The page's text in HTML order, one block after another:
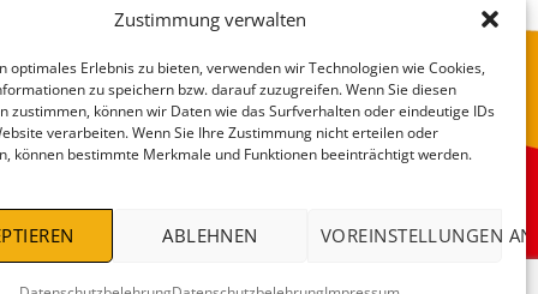
Zustimmung verwalten
optimales Erlebnis zu bieten, verwenden wir Technologien wie Cookies,
zu speichern bzw. darauf zuzugreifen. Wenn Sie diesen
zustimmen, können wir Daten wie das Surfverhalten oder eindeutige IDs
verarbeiten. Wenn Sie Ihre Zustimmung nicht erteilen oder
können bestimmte Merkmale und Funktionen beeinträchtigt werden.
ABLEHNEN VOREINSTELLUNGEN